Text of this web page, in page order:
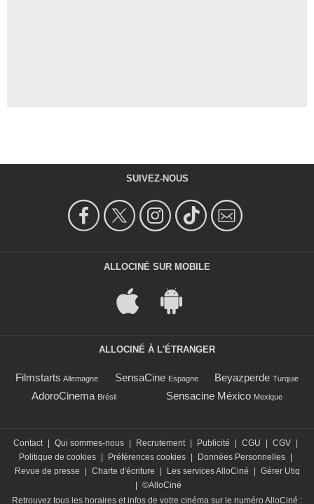
SUIVEZ-NOUS
ALLOCINÉ SUR MOBILE
ALLOCINÉ À L'ÉTRANGER
Filmstarts Allemagne SensaCine Espagne Beyazperde Turquie
AdoroCinema Brésil Sensacine México Mexique
Contact | Qui sommes-nous | Recrutement | Publicité | CGU | CGV |
Politique de cookies | Préférences cookies | Données Personnelles |
Revue de presse
| Charte d'écriture | Les services AlloCiné | Gérer Utiq
| ©AlloCiné
Retrouvez tous les horaires et infos de votre cinéma sur le numéro AlloCiné :